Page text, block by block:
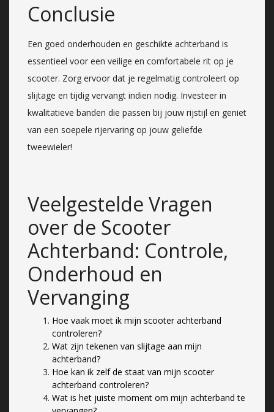
Conclusie
Een goed onderhouden en geschikte achterband is
essentieel voor een veilige en comfortabele rit op je
scooter. Zorg ervoor dat je regelmatig controleert op
slijtage en tijdig vervangt indien nodig. Investeer in
kwalitatieve banden die passen bij jouw rijstijl en geniet
van een soepele rijervaring op jouw geliefde
tweewieler!
Veelgestelde Vragen
over de Scooter
Achterband: Controle,
Onderhoud en
Vervanging
Hoe vaak moet ik mijn scooter achterband
controleren?
Wat zijn tekenen van slijtage aan mijn
achterband?
Hoe kan ik zelf de staat van mijn scooter
achterband controleren?
Wat is het juiste moment om mijn achterband te